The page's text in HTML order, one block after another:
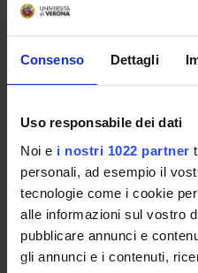
Consenso Dettagli
Uso responsabile dei dati
Noi e i nostri 1022 partner
personali, ad esempio il
tecnologie come i cookie
alle informazioni sul vostro
pubblicare annunci e
gli annunci e i contenuti,
INCARICHI
GOVERNANCE
COMMISSIONI
UFFICI E STRUTTURE DI
SERVIZI DI SEGRETERIA